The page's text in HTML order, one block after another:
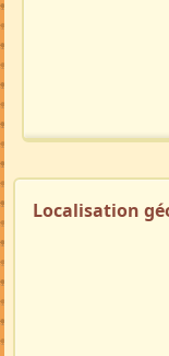
Localisation